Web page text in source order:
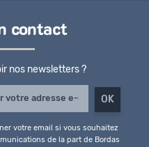
contact
nos newsletters ?
votre email si vous souhaitez
de la part de Bordas